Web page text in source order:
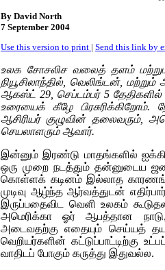
By David North
7 September 2004
Use this version to print | Send this link by
உலக சோசலிச வலைத் தளம்
நியூசிலாந்தில், வெலிங்டன்,
ஆகஸ்ட் 29, செப்டம்பர் 5 தேதிகளில்
உரையைக் கீழே
ஆசிரியர் குழுவின் தலைவரும்,
செயலாளரும் ஆவார்.
இன்னும் இரண்டு மாதங்களில்
ஒரு முறை நடத்தும் தன்னுடைய
கொள்ளக் கடினம் இல்லாத
முடிவு ஆழ்ந்த ஆர்வத்துடன்
இருப்பதைவிட வெளி உலகம்
அமெரிக்கா ஓர் ஆபத்தான
அடைவதற்கு எதையும் செய்யத்
வெறியர்களின் கட்டுப்பாட்டிற்கு
வாதிடப் போகும் கருத்து இதுவல்ல.